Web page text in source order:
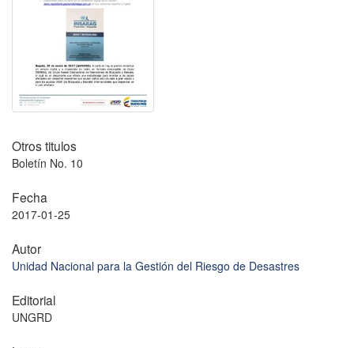
Otros titulos
Boletín No. 10
Fecha
2017-01-25
Autor
Unidad Nacional para la Gestión del Riesgo de Desastres
Editorial
UNGRD